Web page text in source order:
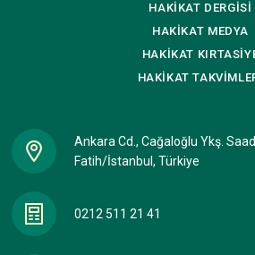
HAKİKAT DERGİSİ
HAKİKAT MEDYA
HAKİKAT
HAKİKAT
Ankara Cd., Cağaloğlu Ykş.
Fatih/İstanbul, Türkiye
0212 511 21 41